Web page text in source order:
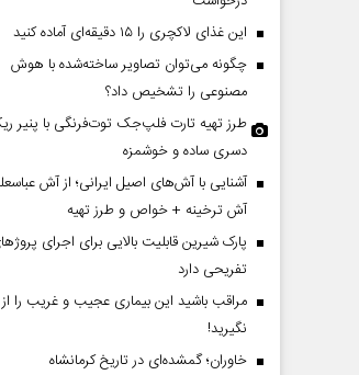
این غذای لاکچری را ۱۵ دقیقه‌ای آماده کنید
چگونه می‌توان تصاویر ساخته‌شده با هوش
مصنوعی را تشخیص داد؟
طرز تهیه تارت فلپ‌جک توت‌فرنگی با پنیر
دسری ساده و خوشمزه
آشنایی با آش‌های اصیل ایرانی؛ از آش
آش ترخینه + خواص و طرز تهیه
پارک شیرین قابلیت‌ بالایی برای اجرای
تفریحی دارد
مراقب باشید این بیماری عجیب و غریب را از
نگیرید!
خاوران؛ گمشده‌ای در تاریخ کرمانشاه
کوچک سرنوشت‌های
مدیریت